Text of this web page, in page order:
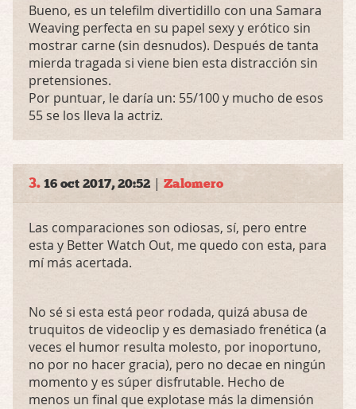
Bueno, es un telefilm divertidillo con una Samara
Weaving perfecta en su papel sexy y erótico sin
mostrar carne (sin desnudos). Después de tanta
mierda tragada si viene bien esta distracción sin
pretensiones.
Por puntuar, le daría un: 55/100 y mucho de esos
55 se los lleva la actriz.
3. 16 oct 2017, 20:52 | Zalomero
Las comparaciones son odiosas, sí, pero entre
esta y Better Watch Out, me quedo con esta, para
mí más acertada.
No sé si esta está peor rodada, quizá abusa de
truquitos de videoclip y es demasiado frenética (a
veces el humor resulta molesto, por inoportuno,
no por no hacer gracia), pero no decae en ningún
momento y es súper disfrutable. Hecho de
menos un final que explotase más la dimensión